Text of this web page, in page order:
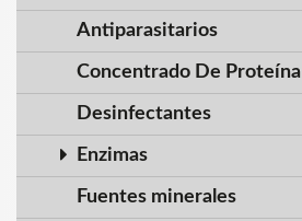
Antiparasitarios
Concentrado De Proteína
Desinfectantes
Enzimas
Fuentes minerales